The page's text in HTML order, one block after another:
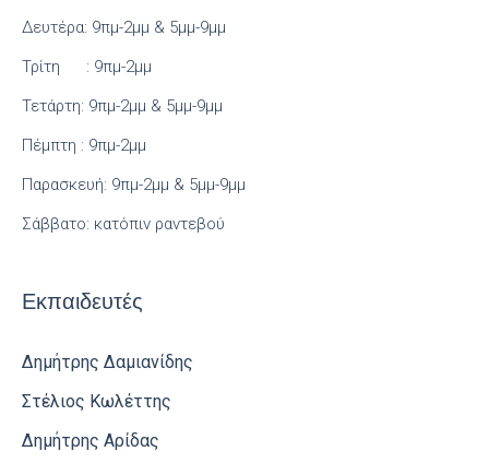
Δευτέρα: 9πμ-2μμ & 5μμ-9μμ
Τρίτη : 9πμ-2μμ
Τετάρτη: 9πμ-2μμ & 5μμ-9μμ
Πέμπτη : 9πμ-2μμ
Παρασκευή: 9πμ-2μμ & 5μμ-9μμ
Σάββατο: κατόπιν ραντεβού
Εκπαιδευτές
Δημήτρης Δαμιανίδης
Στέλιος Κωλέττης
Δημήτρης Αρίδας